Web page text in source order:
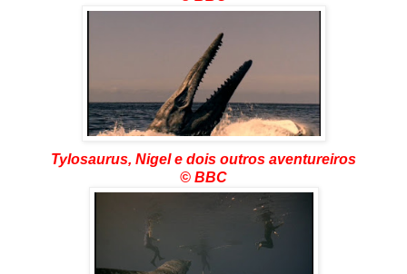
Tylosaurus, Nigel e dois outros aventureiros
© BBC